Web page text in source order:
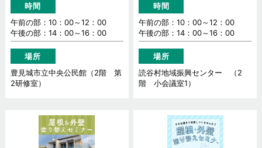
時間
午前の部：10：00～12：00
午後の部：14：00～16：00
場所
豊見城市立中央公民館（2階 第
2研修室）
時間
午前の部：10：00～12：00
午後の部：14：00～16：00
場所
読谷村地域振興センター （2
階 小会議室1）